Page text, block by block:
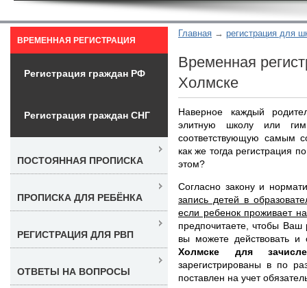
Главная регистрация для
Временная
Холмске
Наверное каждый
элитную школу или
соответствующую самым
как же тогда регистрация
этом?
Согласно закону и
запись детей в
если ребенок проживает
предпочитаете, чтобы Ваш
вы можете действовать
Холмске для
зарегистрированы в по
поставлен на учет
ВРЕМЕННАЯ РЕГИСТРАЦИЯ
Регистрация граждан РФ
Регистрация граждан СНГ
ПОСТОЯННАЯ ПРОПИСКА
ПРОПИСКА ДЛЯ РЕБЁНКА
РЕГИСТРАЦИЯ ДЛЯ РВП
ОТВЕТЫ НА ВОПРОСЫ